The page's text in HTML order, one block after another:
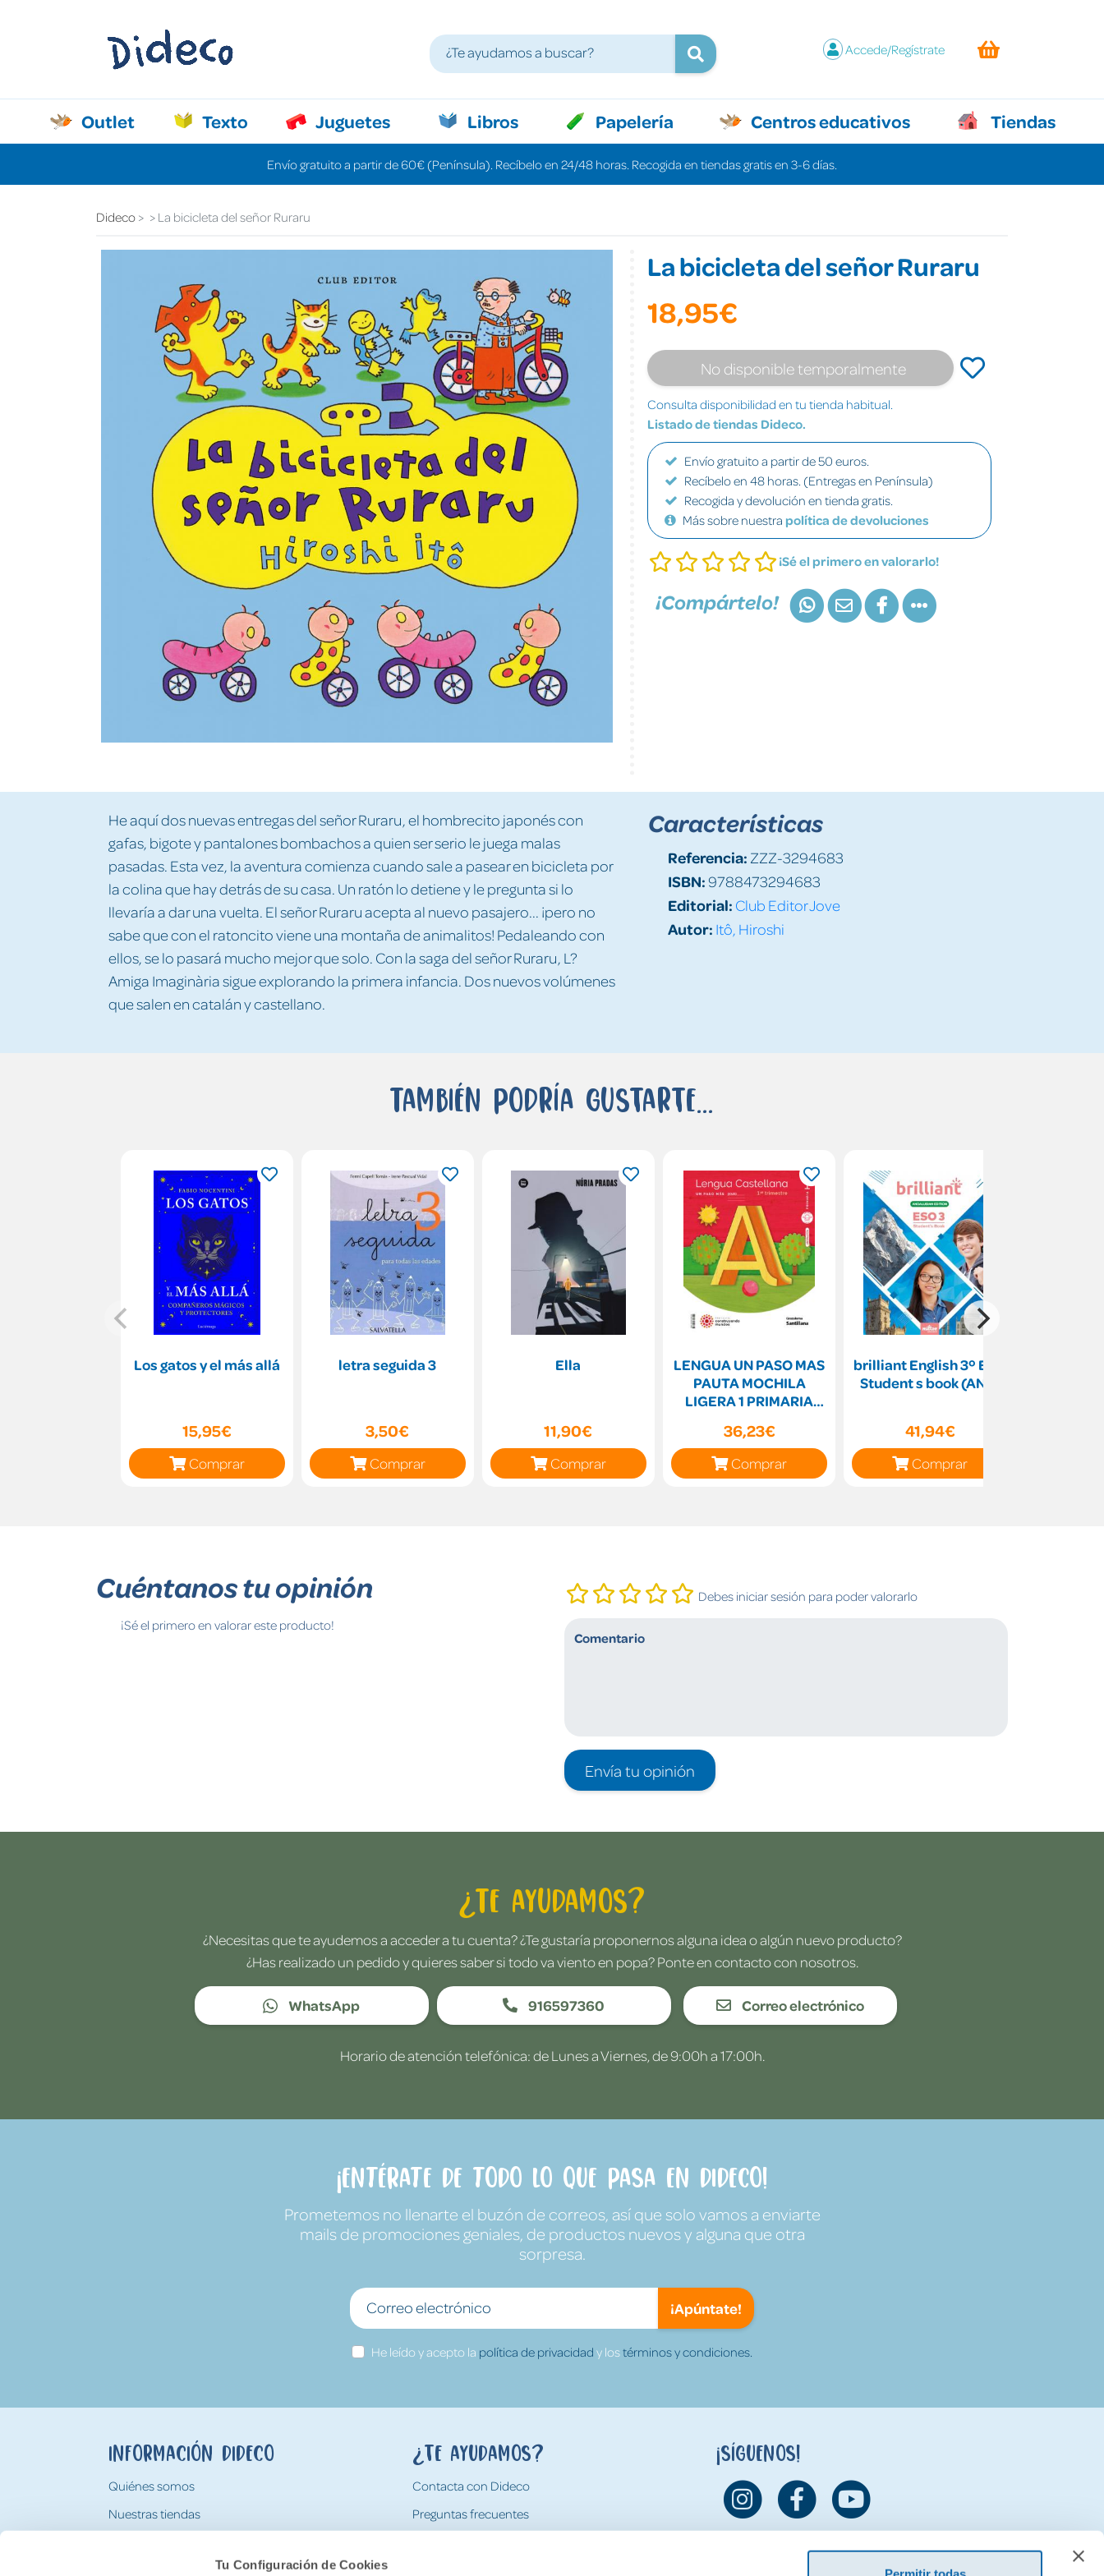
Tu Configuración de Cookies
Accede/Regístrate
Outlet Texto Juguetes Libros Papelería Centros educativos Tiendas
Envío gratuito a partir de 60€ (Península). Recíbelo en 24/48 horas. Recogida en tiendas gratis en 3-6 días.
Dideco La bicicleta del señor Ruraru
La bicicleta del señor Ruraru
18,95€
No disponible temporalmente
Consulta disponibilidad en tu tienda habitual.
Listado de tiendas Dideco.
Envío gratuito a partir de 50 euros.
Recíbelo en 48 horas. (Entregas en Península)
Recogida y devolución en tienda gratis.
Más sobre nuestra política de devoluciones
¡Sé el primero en valorarlo!
¡Compártelo!
He aquí dos nuevas entregas del señor Ruraru, el hombrecito japonés con
gafas, bigote y pantalones bombachos a quien ser serio le juega malas
pasadas. Esta vez, la aventura comienza cuando sale a pasear en bicicleta por
la colina que hay detrás de su casa. Un ratón lo detiene y le pregunta si lo
llevaría a dar una vuelta. El señor Ruraru acepta al nuevo pasajero... ¡pero no
sabe que con el ratoncito viene una montaña de animalitos! Pedaleando con
ellos, se lo pasará mucho mejor que solo. Con la saga del señor Ruraru, L?
Amiga Imaginària sigue explorando la primera infancia. Dos nuevos volúmenes
que salen en catalán y castellano.
Características
Referencia: ZZZ-3294683
ISBN:9788473294683
Editorial: Club Editor Jove
Autor: Itô, Hiroshi
También podría gustarte...
Los gatos y el más allá
15,95€
Comprar
letra seguida 3
3,50€
Comprar
Ella
11,90€
Comprar
LENGUA UN PASO MAS
PAUTA MOCHILA
LIGERA 1 PRIMARIA
MUNDOS
36,23€
Comprar
brilliant English 3º ESO
Student s book (AND)
41,94€
Comprar
Cuéntanos tu opinión
¡Sé el primero en valorar este producto!
Debes iniciar sesión para poder valorarlo
Envía tu opinión
¿Te ayudamos?
¿Necesitas que te ayudemos a acceder a tu cuenta? ¿Te gustaría proponernos alguna idea o algún nuevo producto?
¿Has realizado un pedido y quieres saber si todo va viento en popa? Ponte en contacto con nosotros.
WhatsApp 916597360 Correo electrónico
Horario de atención telefónica: de Lunes a Viernes, de 9:00h a 17:00h.
¡Entérate de todo lo que pasa en Dideco!
Prometemos no llenarte el buzón de correos, así que solo vamos a enviarte
mails de promociones geniales, de productos nuevos y alguna que otra
sorpresa.
¡Apúntate!
He leído y acepto la política de privacidad y lostérminos y condiciones.
Información Dideco
Quiénes somos
Nuestras tiendas
Tarjeta Regalo Dideco
¿Te ayudamos?
Contacta con Dideco
Preguntas frecuentes
¡Síguenos!